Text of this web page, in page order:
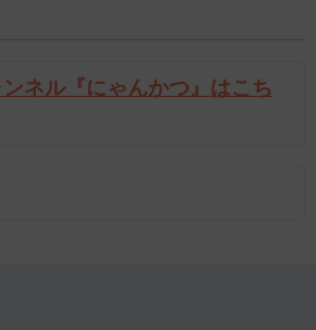
ネル『にゃんかつ』はこち